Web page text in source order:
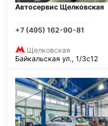
Автосервис Щелковская
+7 (495) 162-90-81
Щелковская
Байкальская ул., 1/3с12